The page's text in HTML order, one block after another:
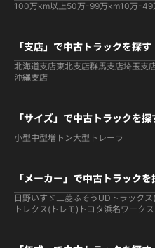
100万km以上50万-99万km10万-49
「支店」で中古トラックを探す
北海道支店東北支店群馬支店埼玉支
沖縄支店
「サイズ」で中古トラックを探
小型中型増トン大型 トレーラ
「メーカー」で中古トラックを
日野いすゞ 三菱ふそう UDトラックス
トレクス(トレモ) トヨタ浜名ワークス